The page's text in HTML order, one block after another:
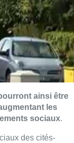
ainsi être
les
sociaux.
des cités-